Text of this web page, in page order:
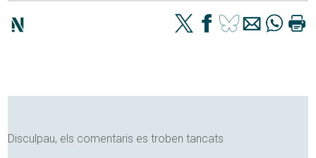
Disculpau, els comentaris es troben tancats